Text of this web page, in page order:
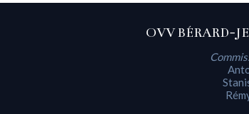
OVV BÉRARD-